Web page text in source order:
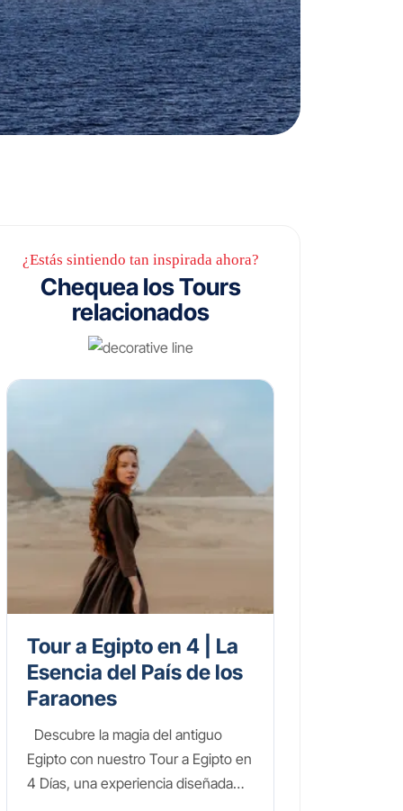
¿Estás sintiendo tan inspirada ahora?
Chequea los Tours
relacionados
Tour a Egipto en 4 | La
Esencia del País de los
Faraones
Descubre la magia del antiguo
Egipto con nuestro Tour a Egipto en
4 Días, una experiencia diseñada